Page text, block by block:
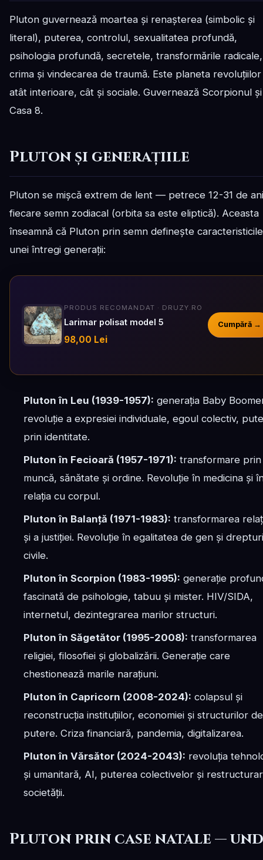
Pluton guvernează moartea și renașterea (simbolic și
literal), puterea, controlul, sexualitatea profundă,
psihologia profundă, secretele, transformările radicale,
crima și vindecarea de traumă. Este planeta
atât interioare, cât și sociale. Guvernează Scorpionul și
Casa 8.
Pluton și generațiile
Pluton se mișcă extrem de lent — petrece 12-31 de
fiecare semn zodiacal (orbita sa este eliptică). Aceasta
înseamnă că Pluton prin semn definește caracteristicile
unei întregi generații:
PRODUS RECOMANDAT · DRUZY.RO
Larimar polisat model 5
98,00 Lei
Cumpără →
Pluton în Leu (1939-1957): generația Baby
revoluție a expresiei individuale, egoul colectiv,
prin identitate.
Pluton în Fecioară (1957-1971): transformare prin
muncă, sănătate și ordine. Revoluție în medicina și
relația cu corpul.
Pluton în Balanță (1971-1983): transformarea
și a justiției. Revoluție în egalitatea de gen și
civile.
Pluton în Scorpion (1983-1995): generație
fascinată de psihologie, tabuu și mister. HIV/SIDA,
internetul, dezintegrarea marilor structuri.
Pluton în Săgetător (1995-2008): transformarea
religiei, filosofiei și globalizării. Generație care
chestionează marile narațiuni.
Pluton în Capricorn (2008-2024): colapsul și
reconstrucția instituțiilor, economiei și structurilor de
putere. Criza financiară, pandemia, digitalizarea.
Pluton în Vărsător (2024-2043): revoluția
și umanitară, AI, puterea colectivelor și
societății.
Pluton prin case natale —